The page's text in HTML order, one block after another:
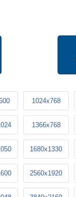
1024x768
1366x768
1680x1330
2560x1920